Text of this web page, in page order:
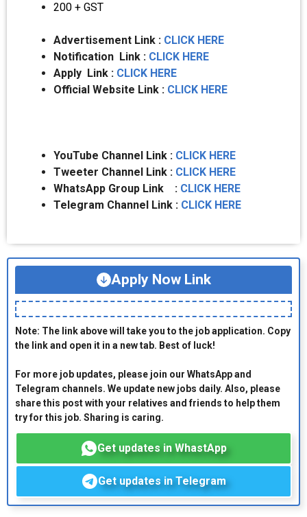
200 + GST
Advertisement Link : CLICK HERE
Notification Link : CLICK HERE
Apply Link : CLICK HERE
Official Website Link : CLICK HERE
YouTube Channel Link : CLICK HERE
Tweeter Channel Link : CLICK HERE
WhatsApp Group Link : CLICK HERE
Telegram Channel Link : CLICK HERE
Apply Now Link
Note: The link above will take you to the job application. Copy
the link and open it in a new tab. Best of luck!
For more job updates, please join our WhatsApp and
Telegram channels. We update new jobs daily. Also, please
share this post with your relatives and friends to help them
try for this job. Sharing is caring.
Get updates in WhastApp
Get updates in Telegram